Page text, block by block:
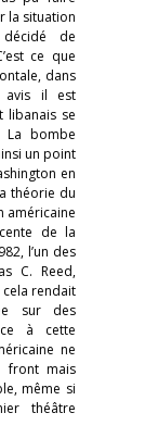
la situation
décidé de
ce que
dans
il est
libanais se
La bombe
un point
en
théorie du
américaine
de la
l’un des
C. Reed,
rendait
sur des
à cette
ne
front mais
même si
théâtre